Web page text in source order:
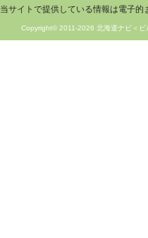
当サイトで提供している情報は電子
Copyright© 2011-2026 北海道ナビ＜